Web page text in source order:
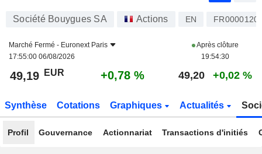
Société Bouygues SA Actions EN
Marché Fermé - Euronext Paris
17:55:00 06/08/2026
Après clôture
19:54:30
49,19 EUR +0,78 % 49,20 +0,02 %
Synthèse Cotations Graphiques Actualités
Profil Gouvernance Actionnariat Transactions d'initiés